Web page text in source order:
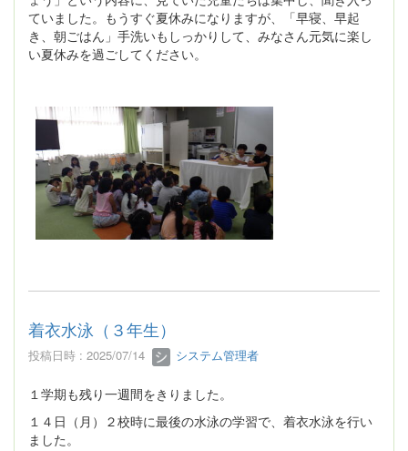
ていました。もうすぐ夏休みになりますが、「早寝、早起
き、朝ごはん」手洗いもしっかりして、みなさん元気に楽し
い夏休みを過ごしてください。
着衣水泳（３年生）
投稿日時 : 2025/07/14 システム管理者
１学期も残り一週間をきりました。
１４日（月）２校時に最後の水泳の学習で、着衣水泳を行い
ました。